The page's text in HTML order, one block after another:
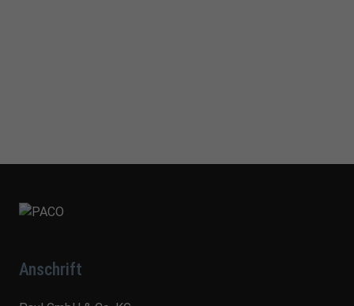
Anschrift